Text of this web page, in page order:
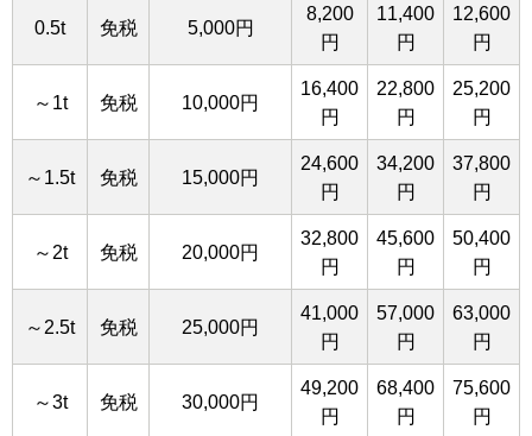
0.5t 免税 5,000円
8,200
円
11,400
円
12,600
円
～1t 免税 10,000円
16,400
円
22,800
円
25,200
円
～1.5t 免税 15,000円
24,600
円
34,200
円
37,800
円
～2t 免税 20,000円
32,800
円
45,600
円
50,400
円
～2.5t 免税 25,000円
41,000
円
57,000
円
63,000
円
～3t 免税 30,000円
49,200
円
68,400
円
75,600
円